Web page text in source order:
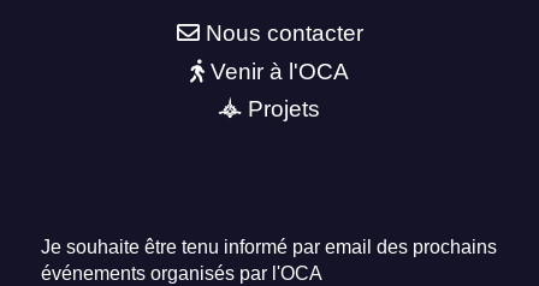
Nous contacter
Venir à l'OCA
Projets
Je souhaite être tenu informé par email des prochains
événements organisés par l'OCA